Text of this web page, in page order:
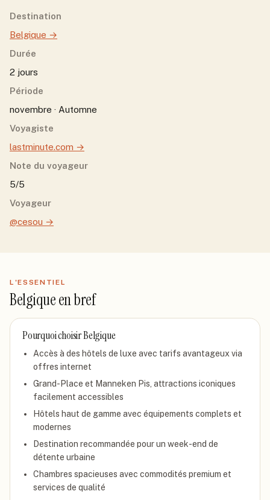
Destination
Belgique →
Durée
2 jours
Période
novembre · Automne
Voyagiste
lastminute.com →
Note du voyageur
5/5
Voyageur
@cesou →
L'ESSENTIEL
Belgiqueen bref
Pourquoi choisirBelgique
Accès à des hôtels de luxe avec tarifs avantageux via
offres internet
Grand-Place et Manneken Pis, attractions iconiques
facilement accessibles
Hôtels haut de gamme avec équipements complets et
modernes
Destination recommandée pour un week-end de
détente urbaine
Chambres spacieuses avec commodités premium et
services de qualité